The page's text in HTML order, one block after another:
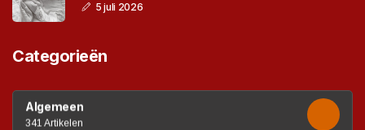
5 juli 2026
Categorieën
Algemeen
341 Artikelen